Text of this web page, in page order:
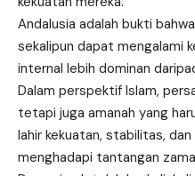
Andalusia adalah bukti
sekalipun dapat mengalami
internal lebih dominan
Dalam perspektif Islam,
tetapi juga amanah yang
lahir kekuatan, stabilitas,
menghadapi tantangan